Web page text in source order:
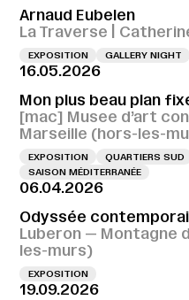
Arnaud Eubelen
La Traverse |
EXPOSITION GALLERY NIGHT
16.05.2026
Mon plus beau plan
[mac] Musee d’art
Marseille (hors-les-
EXPOSITION QUARTIERS SUD
SAISON MÉDITERRANÉE
06.04.2026
Odyssée
Luberon — Montagne
les-murs)
EXPOSITION
19.09.2026